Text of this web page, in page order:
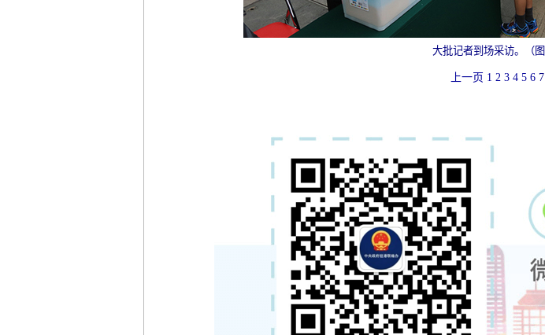
大批记者到场采访。（图
上一页 1 2 3 4 5 6 7